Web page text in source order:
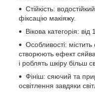
Стійкість:
фіксацію макіяжу.
Вікова категорія: від
Особливості: містить
створюють ефект
і роблять шкіру більш
Фініш: сяючий та
освітлення завдяки